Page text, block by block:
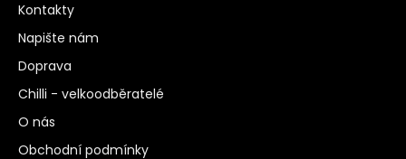
Kontakty
Napište nám
Doprava
Chilli - velkoodběratelé
O nás
Obchodní podmínky